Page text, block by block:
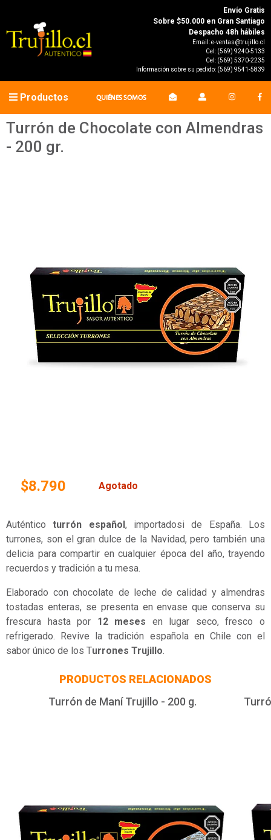
Envío Gratis
Sobre $50.000 en Gran Santiago
Despacho 48h hábiles
Email:e-ventas@trujillo.cl
Cel: (569) 9240-5133
Cel: (569) 5370-2235
Información sobre su pedido: (569) 9541-5839
Productos QUIÉNES SOMOS
Turrón de Chocolate con Almendras
- 200 gr.
$8.790 Agotado
Auténticoturrón español, importadosi de España. Los
turrones, son el gran dulce de la Navidad, pero también una
delicia para compartir en cualquier época del año, trayendo
recuerdos y tradición a tu mesa.
Elaborado con chocolate de leche de calidad y almendras
tostadas enteras, se presenta en envase que conserva su
frescura hasta por 12 meses en lugar seco, fresco o
refrigerado. Revive la tradición española en Chile con el
sabor único de los Turrones Trujillo.
PRODUCTOS RELACIONADOS
Turrón de Maní Trujillo - 200 g.